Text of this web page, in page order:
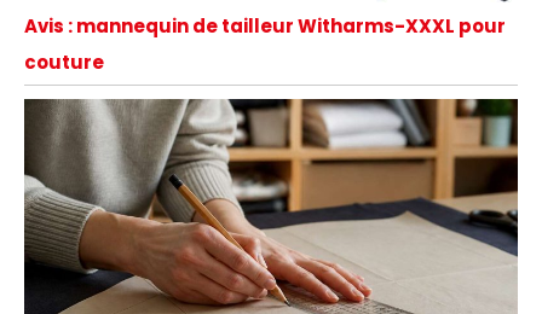
Avis : mannequin de tailleur Witharms-XXXL pour
couture